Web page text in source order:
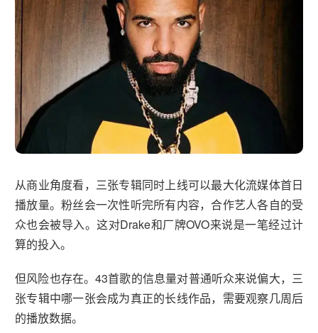
从商业角度看，三张专辑同时上线可以最大化流媒体首日
播放量。粉丝会一次性听完所有内容，合作艺人各自的受
众也会被导入。这对Drake和厂牌OVO来说是一笔经过计
算的投入。
但风险也存在。43首歌的信息量对普通听众来说偏大，三
张专辑中哪一张会成为真正的长线作品，需要观察几周后
的播放数据。